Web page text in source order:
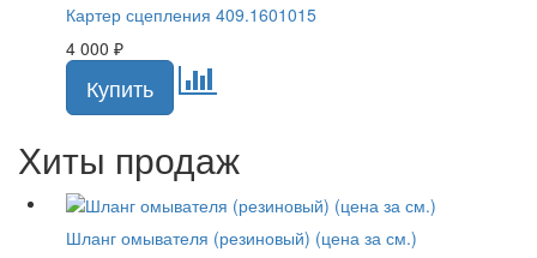
Картер сцепления 409.1601015
4 000 ₽
Хиты продаж
Шланг омывателя (резиновый) (цена за см.)